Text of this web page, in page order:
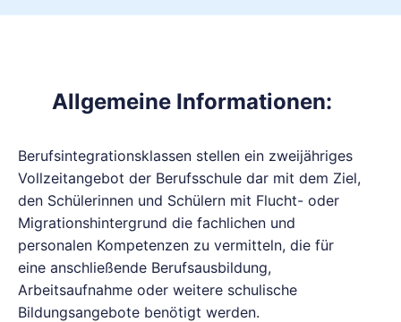
Allgemeine Informationen:
Berufsintegrationsklassen stellen ein zweijähriges
Vollzeitangebot der Berufsschule dar mit dem Ziel,
den Schülerinnen und Schülern mit Flucht- oder
Migrationshintergrund die fachlichen und
personalen Kompetenzen zu vermitteln, die für
eine anschließende Berufsausbildung,
Arbeitsaufnahme oder weitere schulische
Bildungsangebote benötigt werden.